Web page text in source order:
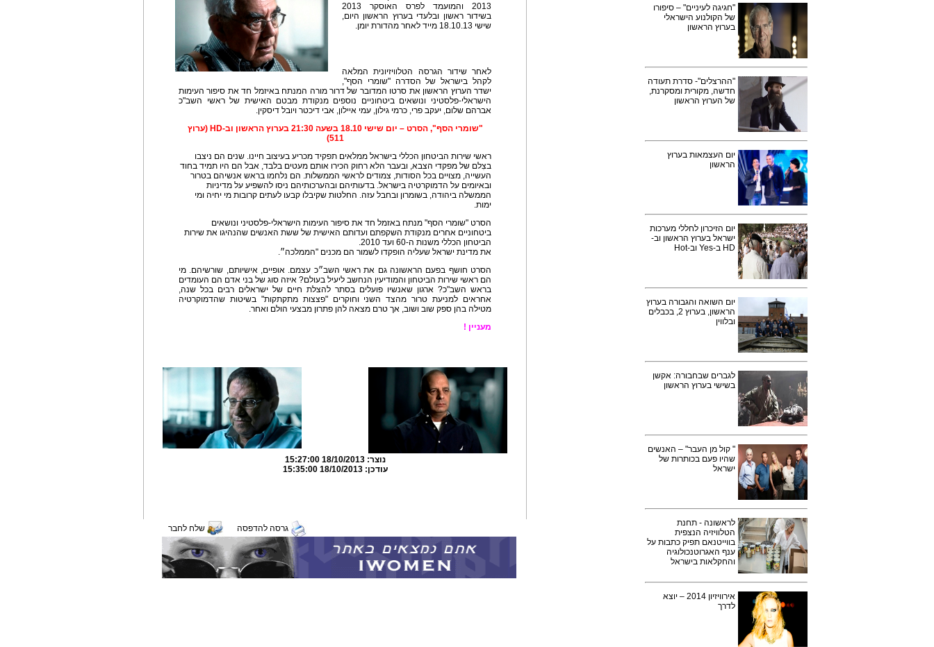
"חגיגה לעיניים" – סיפורו
של הקולנוע הישראלי
בערוץ הראשון
"ההרצלים"- סדרת תעודה
חדשה, מקורית ומסקרנת,
של הערוץ הראשון
יום העצמאות בערוץ
הראשון
יום הזיכרון לחללי מערכות
ישראל בערוץ הראשון וב-
HD ב-Yes וב-Hot
יום השואה והגבורה בערוץ
הראשון, בערוץ 2, בכבלים
ובלווין
לגברים שבחבורה: אקשן
בשישי בערוץ הראשון
" קול מן העבר" – האנשים
שהיו פעם בכותרות של
ישראל
לראשונה - תחנת
הטלוויזיה הנצפית
בווייטנאם תפיק כתבות על
ענף האגרוטנכולוגיה
והחקלאות בישראל
אירוויזיון 2014 – יוצא
לדרך
2013 והמועמד לפרס האוסקר 2013
בשידור ראשון ובלעדי בערוץ הראשון היום,
שישי 18.10.13 מייד לאחר מהדורת יומן.
לאחר שידור הגרסה הטלוויזיונית המלאה
לקהל בישראל של הסדרה "שומרי הסף",
ישדר הערוץ הראשון את סרטו המדובר של דרור מורה המנתח באיזמל חד את סיפור העימות
הישראלי-פלסטיני ונושאים ביטחוניים נוספים מנקודת מבטם האישית של ראשי השב"כ
אברהם שלום, יעקב פרי, כרמי גילון, עמי איילון, אבי דיכטר ויובל דיסקין.
"שומרי הסף", הסרט – יום שישי 18.10 בשעה 21:30 בערוץ הראשון וב-HD (ערוץ
511)
ראשי שירות הביטחון הכללי בישראל ממלאים תפקיד מכריע בעיצוב חיינו. שנים הם ניצבו
בצִלם של מפקדי הצבא, ובעבר הלא רחוק הכירו אותם מעטים בלבד, אבל הם היו תמיד בחוד
העשייה, מצויים בכל הסודות, צמודים לראשי הממשלות. הם נלחמו בראש אנשיהם בטרור
ובאיומים על הדמוקרטיה בישראל. בדעותיהם ובהערכותיהם ניסו להשפיע על מדיניות
הממשלה ביהודה, בשומרון ובחבל עזה. החלטות שקיבלו קבעו לעתים קרובות מי יחיה ומי
ימות.
הסרט "שומרי הסף" מנתח באזמל חד את סיפור העימות הישראלי-פלסטיני ונושאים
ביטחוניים אחרים מנקודת השקפתם ועדותם האישית של ששת האנשים שהנהיגו את שירות
הביטחון הכללי משנות ה-60 ועד 2010.
את מדינת ישראל שעליה הופקדו לשמור הם מכנים "הממלכה״.
הסרט חושף בפעם הראשונה גם את ראשי השב״כ עצמם. אופיים, אישיותם, שורשיהם. מי
הם ראשי שירות הביטחון והמודיעין הנחשב ליעיל בעולם? איזה סוג של בני אדם הם העומדים
בראש השב"כ? ארגון שאנשיו פועלים בסתר להצלת חיים של ישראלים רבים בכל שנה,
אחראים למניעת טרור מהצד השני וחוקרים "פצצות מתקתקות" בשיטות שהדמוקרטיה
מטילה בהן ספק שוב ושוב, אך טרם מצאה להן פתרון מבצעי הולם ואחר.
מעניין !
נוצר:18/10/2013 15:27:00
עודכן:18/10/2013 15:35:00
גרסה להדפסה שלח לחבר